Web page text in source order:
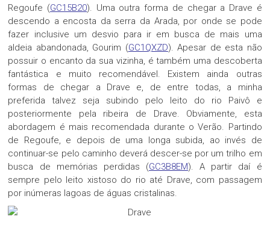
Regoufe (GC15B20). Uma outra forma de chegar a Drave é
descendo a encosta da serra da Arada, por onde se pode
fazer inclusive um desvio para ir em busca de mais uma
aldeia abandonada, Gourim (GC1QXZD). Apesar de esta não
possuir o encanto da sua vizinha, é também uma descoberta
fantástica e muito recomendável. Existem ainda outras
formas de chegar a Drave e, de entre todas, a minha
preferida talvez seja subindo pelo leito do rio Paivô e
posteriormente pela ribeira de Drave. Obviamente, esta
abordagem é mais recomendada durante o Verão. Partindo
de Regoufe, e depois de uma longa subida, ao invés de
continuar-se pelo caminho deverá descer-se por um trilho em
busca de memórias perdidas (GC3B8EM). A partir daí é
sempre pelo leito xistoso do rio até Drave, com passagem
por inúmeras lagoas de águas cristalinas.